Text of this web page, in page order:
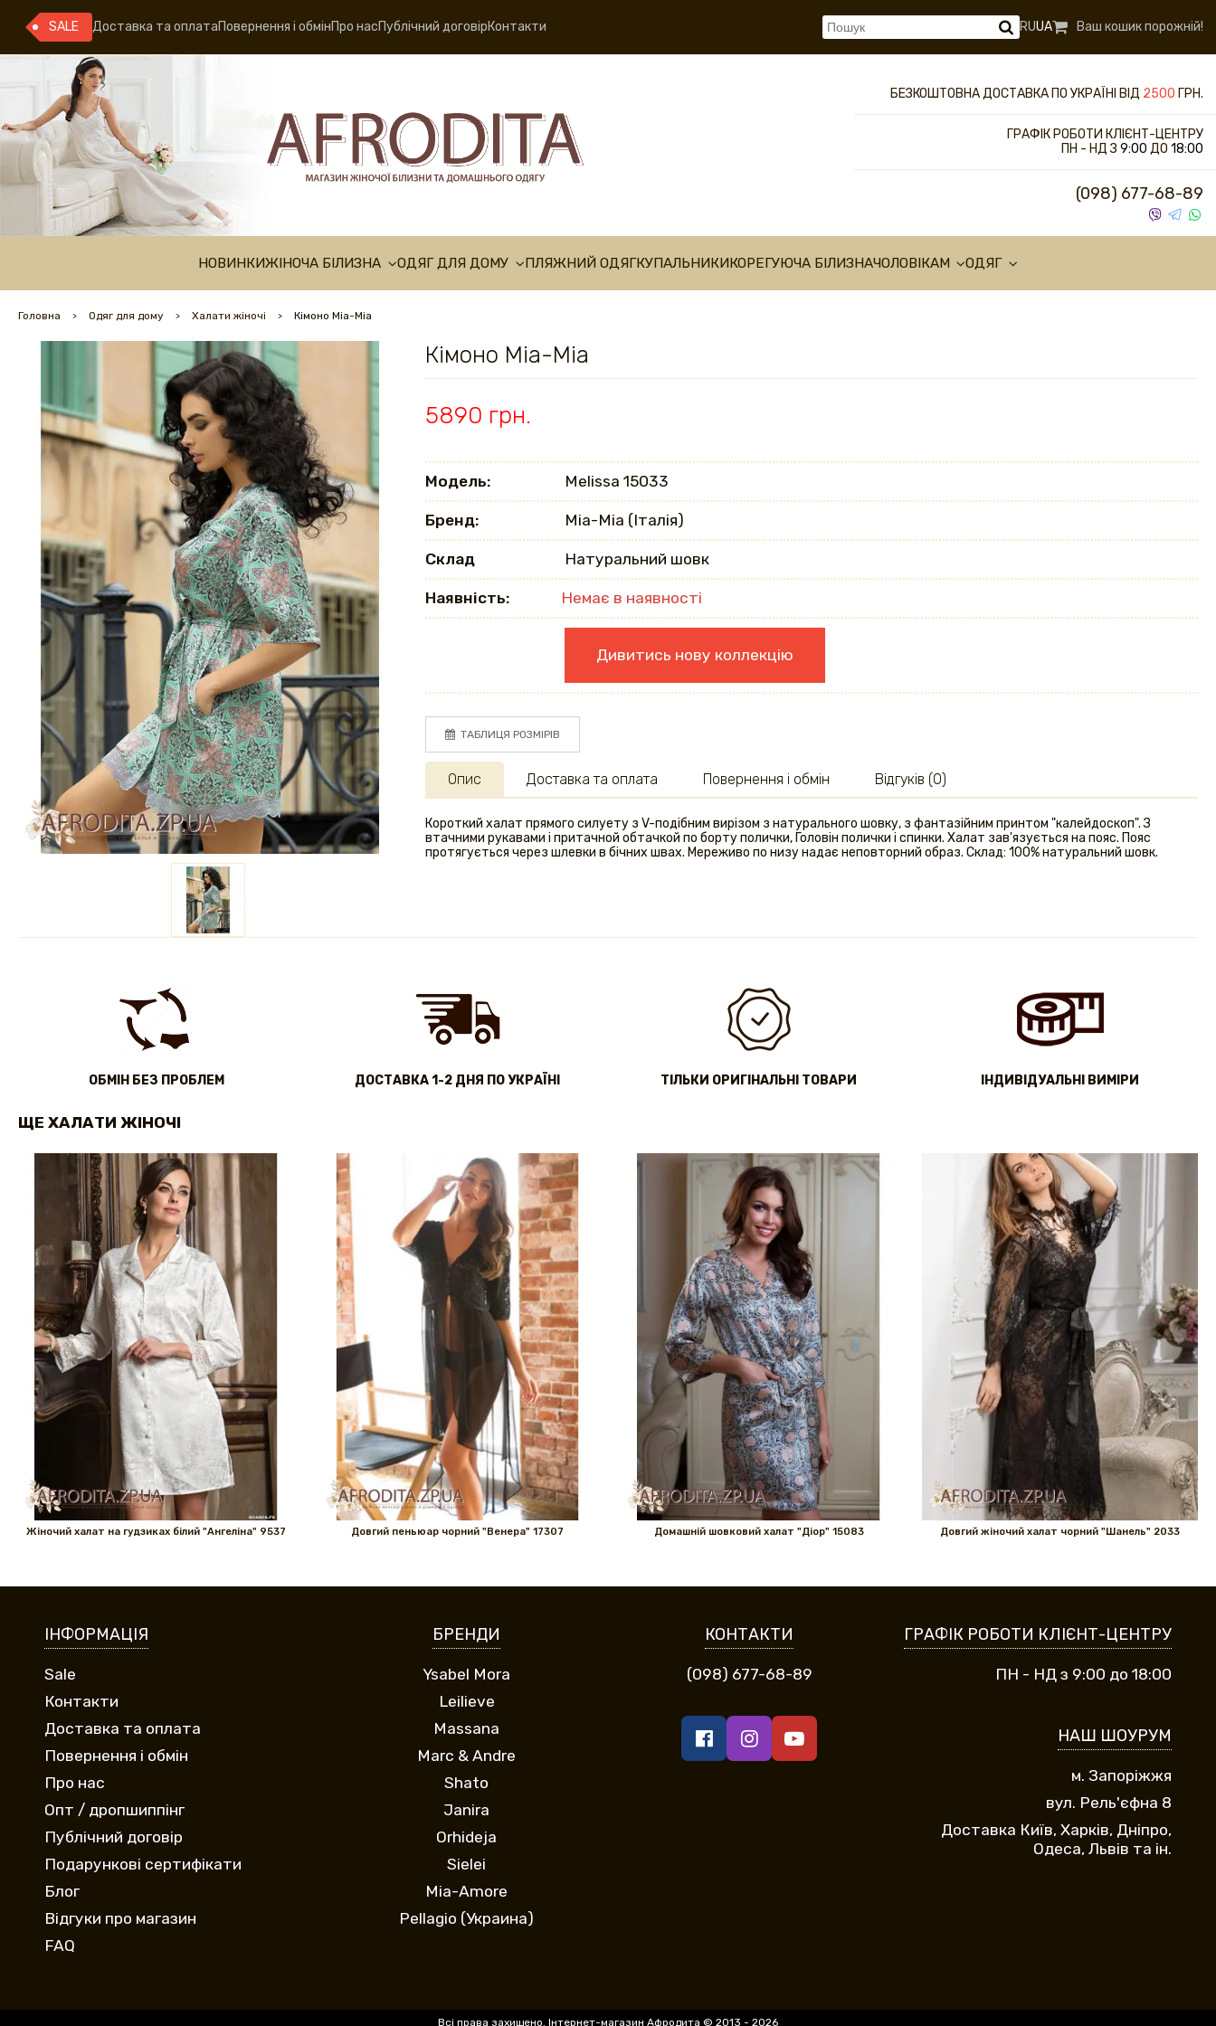
SALE Доставка та оплатаПовернення і обмінПро насПублічний договірКонтакти RUUA Ваш кошик порожній!
БЕЗКОШТОВНА ДОСТАВКА ПО УКРАЇНІ ВІД 2500 ГРН.
ГРАФІК РОБОТИ КЛІЄНТ-ЦЕНТРУ
ПН - НД З 9:00 ДО 18:00
(098) 677-68-89
НОВИНКИЖІНОЧА БІЛИЗНА ОДЯГ ДЛЯ ДОМУ ПЛЯЖНИЙ ОДЯГКУПАЛЬНИКИКОРЕГУЮЧА БІЛИЗНАЧОЛОВІКАМ ОДЯГ
Головна Одяг для дому Халати жіночі Кімоно Mia-Mia
Кімоно Mia-Mia
5890 грн.
Модель: Melissa 15033
Бренд: Mia-Mia (Італія)
Склад Натуральний шовк
Наявність: Немає в наявності
Дивитись нову коллекцію
ТАБЛИЦЯ РОЗМІРІВ
Опис
Короткий халат прямого силуету з V-подібним вирізом з натурального шовку, з фантазійним принтом "калейдоскоп". З
втачними рукавами і притачной обтачкой по борту полички, Головін полички і спинки. Халат зав'язується на пояс. Пояс
протягується через шлевки в бічних швах. Мереживо по низу надає неповторний образ. Склад: 100% натуральний шовк.
Доставка та оплата Повернення і обмін Відгуків (0)
ОБМІН БЕЗ ПРОБЛЕМ ДОСТАВКА 1-2 ДНЯ ПО УКРАЇНІ ТІЛЬКИ ОРИГІНАЛЬНІ ТОВАРИ IНДИВІДУАЛЬНІ ВИМІРИ
ЩЕ ХАЛАТИ ЖІНОЧІ
Жіночий халат на гудзиках білий "Ангеліна" 9537 Довгий пеньюар чорний "Венера" ​​17307 Домашній шовковий халат "Діор" 15083 Довгий жіночий халат чорний "Шанель" 2033
ІНФОРМАЦІЯ
Sale
Контакти
Доставка та оплата
Повернення і обмін
Про нас
Опт / дропшиппінг
Публічний договір
Подарункові сертифікати
Блог
Відгуки про магазин
FAQ
БРЕНДИ
Ysabel Mora
Leilieve
Massana
Marc & Andre
Shato
Janira
Orhideja
Sielei
Mia-Amore
Pellagio (Украина)
КОНТАКТИ
(098) 677-68-89
ГРАФІК РОБОТИ КЛІЄНТ-ЦЕНТРУ
ПН - НД з 9:00 до 18:00
НАШ ШОУРУМ
м. Запоріжжя
вул. Рель'єфна 8
Доставка Київ, Харків, Дніпро,
Одеса, Львів та ін.
Всі права захищено. Інтернет-магазин Афродита © 2013 - 2026